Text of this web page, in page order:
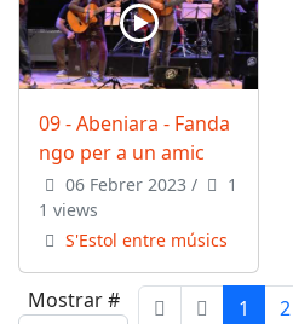
09 - Abeniara - Fanda
ngo per a un amic
06 Febrer 2023 /
1
1 views
S'Estol entre músics
Mostrar # 1 2